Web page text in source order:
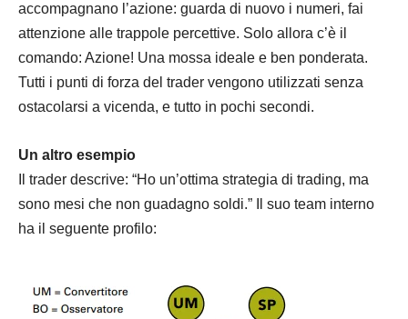
accompagnano l’azione: guarda di nuovo i numeri, fai
attenzione alle trappole percettive. Solo allora c’è il
comando: Azione! Una mossa ideale e ben ponderata.
Tutti i punti di forza del trader vengono utilizzati senza
ostacolarsi a vicenda, e tutto in pochi secondi.
Un altro esempio
Il trader descrive: “Ho un’ottima strategia di trading, ma
sono mesi che non guadagno soldi.” Il suo team interno
ha il seguente profilo: